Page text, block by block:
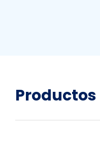
Productos